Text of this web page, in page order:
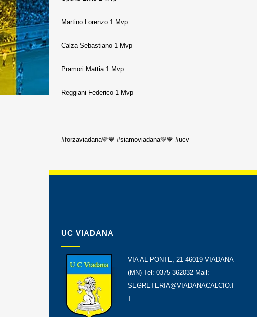
Martino Lorenzo 1 Mvp
Calza Sebastiano 1 Mvp
Pramori Mattia 1 Mvp
Reggiani Federico 1 Mvp
#forzaviadana💛💙 #siamoviadana💛💙 #ucv
UC VIADANA
VIA AL PONTE, 21 46019 VIADANA
(MN) Tel: 0375 362032 Mail:
SEGRETERIA@VIADANACALCIO.I
T